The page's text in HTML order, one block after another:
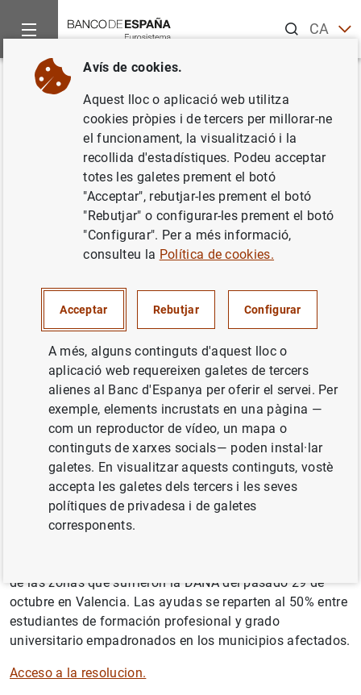
CAEN
Medidas especiales por la DANA
Torna
Medidas especiales por la
Se da por finalizado el procedimiento
especial de presentación de billetes y
monedas deteriorados por la DANA.
El Banco de España concede 150
ayudas de 1.000 euros a estudiantes
de las zonas afectadas por la DANA
de las zonas que sufrieron la DANA del pasado 29 de
octubre en Valencia. Las ayudas se reparten al 50% entre
estudiantes de formación profesional y grado
universitario empadronados en los municipios afectados.
Acceso a la resolucion.
Avís de cookies.
Aquest lloc o aplicació web utilitza
cookies pròpies i de tercers per millorar-ne
el funcionament, la visualització i la
recollida d'estadístiques. Podeu acceptar
totes les galetes prement el botó
"Acceptar", rebutjar-les prement el botó
"Rebutjar" o configurar-les prement el botó
"Configurar". Per a més informació,
consulteu la Política de cookies.
Acceptar Rebutjar Configurar
A més, alguns continguts d'aquest lloc o
aplicació web requereixen galetes de tercers
alienes al Banc d'Espanya per oferir el servei. Per
exemple, elements incrustats en una pàgina —
com un reproductor de vídeo, un mapa o
continguts de xarxes socials— poden instal·lar
galetes. En visualitzar aquests continguts, vostè
accepta les galetes dels tercers i les seves
polítiques de privadesa i de galetes
corresponents.